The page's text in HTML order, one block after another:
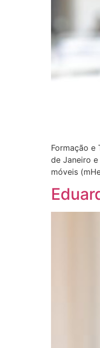
Formação e
de Janeiro
móveis